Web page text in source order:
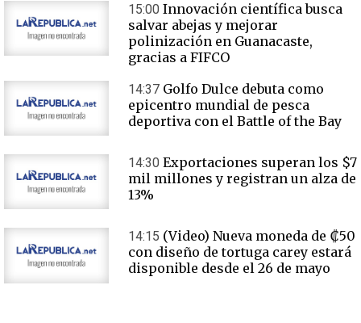
15:00 Innovación científica busca
salvar abejas y mejorar
polinización en Guanacaste,
gracias a FIFCO
14:37 Golfo Dulce debuta como
epicentro mundial de pesca
deportiva con el Battle of the Bay
14:30 Exportaciones superan los $7
mil millones y registran un alza de
13%
14:15 (Video) Nueva moneda de ₡50
con diseño de tortuga carey estará
disponible desde el 26 de mayo